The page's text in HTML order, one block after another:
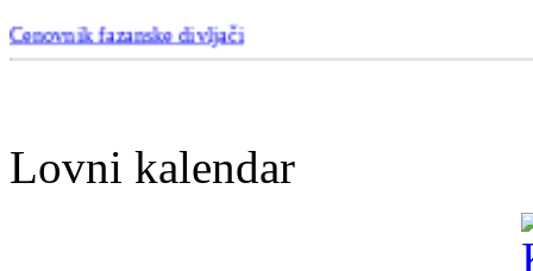
Cenovnik fazanske divljači
Lovni kalendar